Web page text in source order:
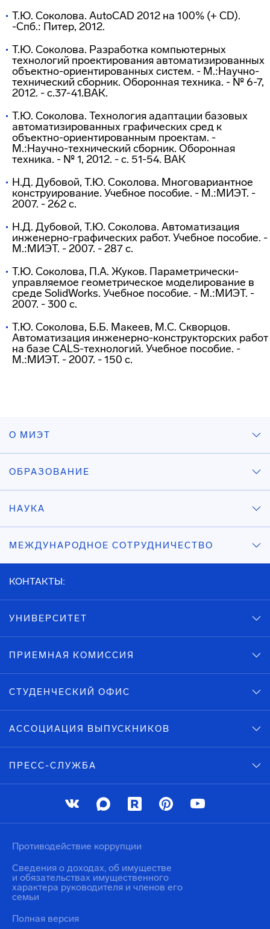
Т.Ю. Соколова. AutoCAD 2012 на 100% (+ CD).
-Спб.: Питер, 2012.
Т.Ю. Соколова. Разработка компьютерных
технологий проектирования автоматизированных
объектно-ориентированных систем. - М.:Научно-
технический сборник. Оборонная техника. - № 6-7,
2012. - c.37-41.ВАК.
Т.Ю. Соколова. Технология адаптации базовых
автоматизированных графических сред к
объектно-ориентированным проектам. -
М.:Научно-технический сборник. Оборонная
техника. - № 1, 2012. - c. 51-54. ВАК
Н.Д. Дубовой, Т.Ю. Соколова. Многовариантное
конструирование. Учебное пособие. - М.:МИЭТ. -
2007. - 262 с.
Н.Д. Дубовой, Т.Ю. Соколова. Автоматизация
инженерно-графических работ. Учебное пособие. -
М.:МИЭТ. - 2007. - 287 с.
Т.Ю. Соколова, П.А. Жуков. Параметрически-
управляемое геометрическое моделирование в
среде SolidWorks. Учебное пособие. - М.:МИЭТ. -
2007. - 300 с.
Т.Ю. Соколова, Б.Б. Макеев, М.С. Скворцов.
Автоматизация инженерно-конструкторских работ
на базе CALS-технологий. Учебное пособие. -
М.:МИЭТ. - 2007. - 150 с.
О МИЭТ
ОБРАЗОВАНИЕ
НАУКА
МЕЖДУНАРОДНОЕ СОТРУДНИЧЕСТВО
КОНТАКТЫ:
УНИВЕРСИТЕТ
ПРИЕМНАЯ КОМИССИЯ
СТУДЕНЧЕСКИЙ ОФИС
АССОЦИАЦИЯ ВЫПУСКНИКОВ
ПРЕСС-СЛУЖБА
Противодействие коррупции
Сведения о доходах, об имуществе
и обязательствах имущественного
характера руководителя и членов его
семьи
Полная версия